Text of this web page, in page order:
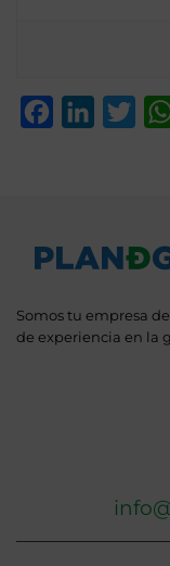
FacebookLinkedIn
Somos tu empresa
de experiencia en la